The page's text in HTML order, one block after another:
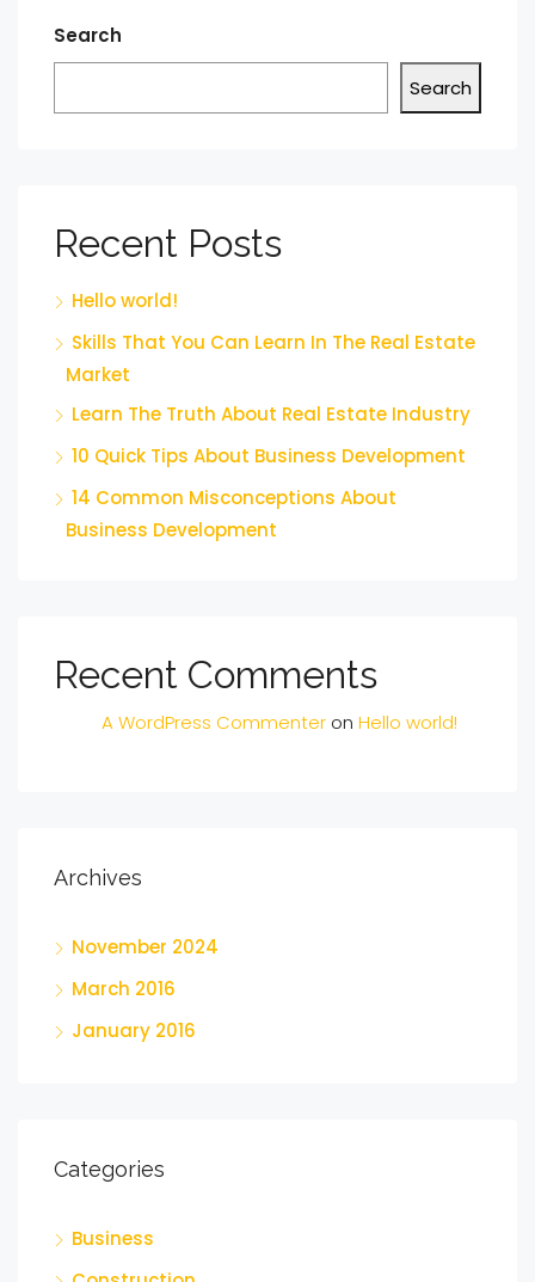
Search
Search
Recent Posts
Hello world!
Skills That You Can Learn In The Real Estate
Market
Learn The Truth About Real Estate Industry
10 Quick Tips About Business Development
14 Common Misconceptions About
Business Development
Recent Comments
A WordPress Commenter on Hello world!
Archives
November 2024
March 2016
January 2016
Categories
Business